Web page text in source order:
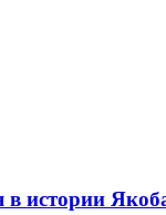
в истории